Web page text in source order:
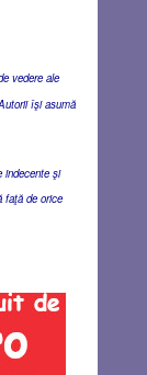
vedere ale
îşi asumă
indecente şi
faţă de orice